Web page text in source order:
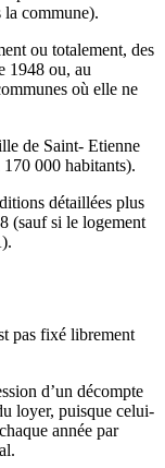
la commune).
ou totalement, des
1948 ou, au
où elle ne
de Saint- Etienne
000 habitants).
détaillées plus
(sauf si le logement
pas fixé librement
d’un décompte
loyer, puisque celui-
année par